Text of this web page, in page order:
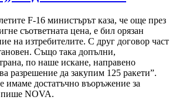
F-16 министърът каза, че още през
съответната цена, е бил орязан
на изтребителите. С друг договор част
Също така допълни,
по наше искане, направено
разрешение да закупим 125 ракети”.
имаме достатъчно въоръжение за
пише NOVA.